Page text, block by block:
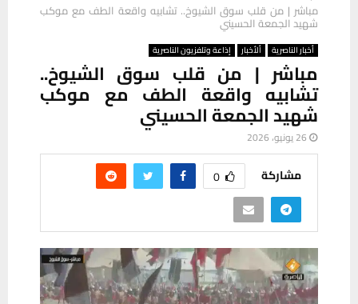
مباشر | من قلب سوق الشيوخ.. تشابيه واقعة الطف مع موكب
شهيد الجمعة الحسيني
أخبار الناصرية ألأخبار إذاعة وتلفزيون الناصرية
مباشر | من قلب سوق الشيوخ..
تشابيه واقعة الطف مع موكب
شهيد الجمعة الحسيني
26 يونيو، 2026
مشاركة 0